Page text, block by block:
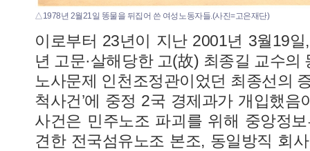
△1978년 2월21일 똥물을 뒤집어 쓴 여성노동자들.(사진=고은재단)
이로부터 23년이 지난 2001년 3월19
년 고문·살해당한 고(故) 최종길 교수의
노사문제 인천조정관이었던 최종선의
척사건’에 중정 2국 경제과가 개입했
사건은 민주노조 파괴를 위해 중앙정
견한 전국섬유노조 본조, 동일방직 회